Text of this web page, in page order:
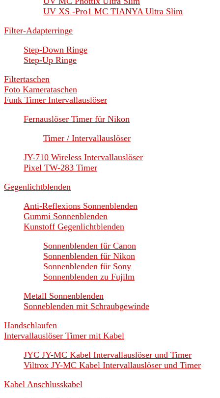
UV XS -Pro1 MC TIANYA Ultra Slim
Filter-Adapterringe
Step-Down Ringe
Step-Up Ringe
Filtertaschen
Foto Kamerataschen
Funk Timer Intervallauslöser
Fernauslöser Timer für Nikon
Timer / Intervallauslöser
JY-710 Wireless Intervallauslöser
Pixel TW-283 Timer
Gegenlichtblenden
Anti-Reflexions Sonnenblenden
Gummi Sonnenblenden
Kunstoff Gegenlichtblenden
Sonnenblenden für Canon
Sonnenblenden für Nikon
Sonnenblenden für Sony
Sonnenblenden zu Fujilm
Metall Sonnenblenden
Sonneblenden mit Schraubgewinde
Handschlaufen
Intervallauslöser Timer mit Kabel
JYC JY-MC Kabel Intervallauslöser und Timer
Viltrox JY-MC Kabel Intervallauslöser und Timer
Kabel Anschlusskabel